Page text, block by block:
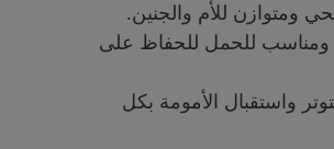
ومتوازن للأم والجنين.
ومناسب للحمل للحفاظ على
واستقبال الأمومة بكل